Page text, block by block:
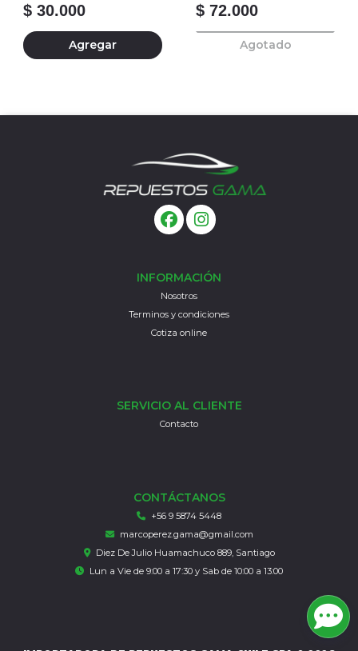
$ 30.000
Agregar
$ 72.000
Agotado
INFORMACIÓN
Nosotros
Terminos y condiciones
Cotiza online
SERVICIO AL CLIENTE
Contacto
CONTÁCTANOS
+56 9 5874 5448
marcoperez.gama@gmail.com
Diez De Julio Huamachuco 889, Santiago
Lun a Vie de 9:00 a 17:30 y Sab de 10:00 a 13:00